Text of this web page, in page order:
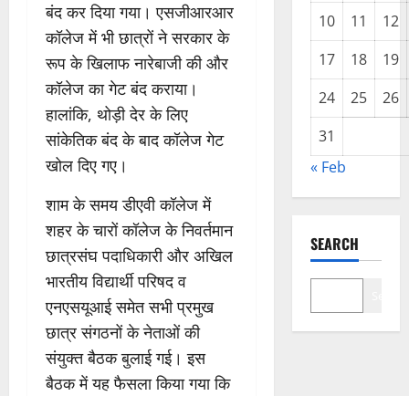
बंद कर दिया गया। एसजीआरआर
कॉलेज में भी छात्रों ने सरकार के
रूप के खिलाफ नारेबाजी की और
कॉलेज का गेट बंद कराया।
हालांकि, थोड़ी देर के लिए
सांकेतिक बंद के बाद कॉलेज गेट
खोल दिए गए।
शाम के समय डीएवी कॉलेज में
शहर के चारों कॉलेज के निवर्तमान
छात्रसंघ पदाधिकारी और अखिल
भारतीय विद्यार्थी परिषद व
एनएसयूआई समेत सभी प्रमुख
छात्र संगठनों के नेताओं की
संयुक्त बैठक बुलाई गई। इस
बैठक में यह फैसला किया गया कि
10
11
12
17
18
19
24
25
26
31
« Feb
SEARCH